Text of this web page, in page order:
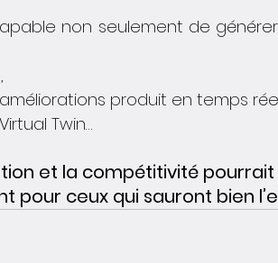
non seulement de
produit en temps
Twin…
et la compétitivité
pour ceux qui sauront bien